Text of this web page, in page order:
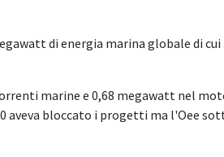
di energia marina globale di cui
marine e 0,68 megawatt nel
aveva bloccato i progetti ma l'Oee